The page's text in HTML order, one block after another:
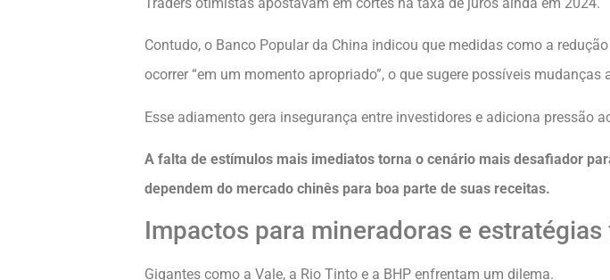
Contudo, o Banco Popular da China indicou que medidas como a
ocorrer “em um momento apropriado”, o que sugere possíveis mudanças
Esse adiamento gera insegurança entre investidores e adiciona pressão
A falta de estímulos mais imediatos torna o cenário mais desafiador
dependem do mercado chinês para boa parte de suas receitas.
Impactos para mineradoras e
Gigantes como a Vale, a Rio Tinto e a BHP enfrentam um dilema.